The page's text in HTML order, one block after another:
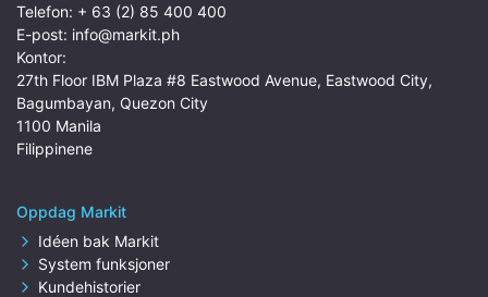
Telefon: + 63 (2) 85 400 400
E-post: info@markit.ph
Kontor:
27th Floor IBM Plaza #8 Eastwood Avenue, Eastwood City,
Bagumbayan, Quezon City
1100 Manila
Filippinene
Oppdag Markit
Idéen bak Markit
System funksjoner
Kundehistorier